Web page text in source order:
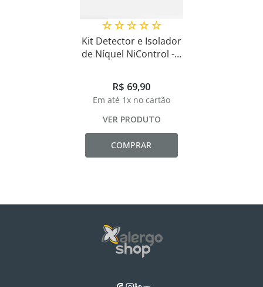
☆☆☆☆☆
Kit Detector e Isolador
de Níquel NiControl - 2
R$ 69,90
Em até 1x no cartão
VER PRODUTO
COMPRAR